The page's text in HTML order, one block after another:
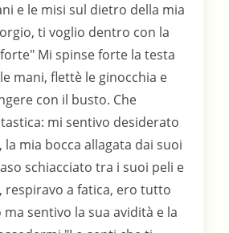
e le misi sul dietro della mia
ti voglio dentro con la
Mi spinse forte la testa
mani, flettè le ginocchia e
con il busto. Che
mi sentivo desiderato
la mia bocca allagata dai suoi
schiacciato tra i suoi peli e
respiravo a fatica, ero tutto
sentivo la sua avidità e la